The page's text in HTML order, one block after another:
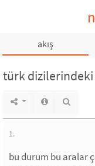
akış
türk dizilerindeki
1.
bu durum bu aralar